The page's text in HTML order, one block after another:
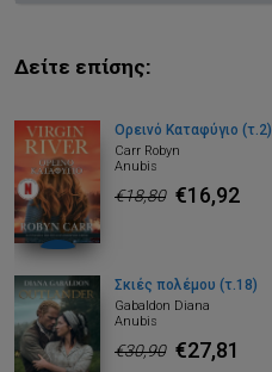
Δείτε επίσης:
Ορεινό Καταφύγιο (τ.2)
Carr Robyn
Anubis
€18,80 €16,92
Σκιές πολέμου (τ.18)
Gabaldon Diana
Anubis
€30,90 €27,81